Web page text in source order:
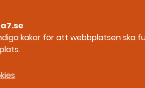
för civilt
65181 Karlstad
kakor för att webbplatsen